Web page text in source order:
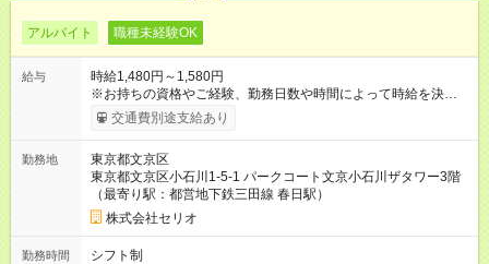
アルバイト 職種未経験OK
給与
時給1,480円～1,580円
※お持ちの資格やご経験、勤務日数や時間によって時給を決定い
たします。 【試用期間】試用期間あり 試用期間の長さ：3ヶ月
雇用形態、給与は本採用時と同じです。
交通費別途支給あり
勤務地
東京都文京区
東京都文京区小石川1-5-1 パークコート文京小石川ザタワー3階
（最寄り駅：都営地下鉄三田線 春日駅）
株式会社セリオ
勤務時間
シフト制